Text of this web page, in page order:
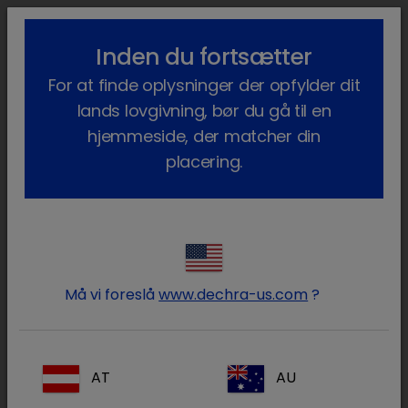
lock_outline search menu
Anæstesi og analgesi
Anæstesi og Analgesi
mange
danske
landbrug. Der er
Inden du fortsætter
For at finde oplysninger der opfylder dit
lands lovgivning, bør du gå til en
hjemmeside, der matcher din
placering.
Må vi foreslåwww.dechra-us.com ?
AT AU